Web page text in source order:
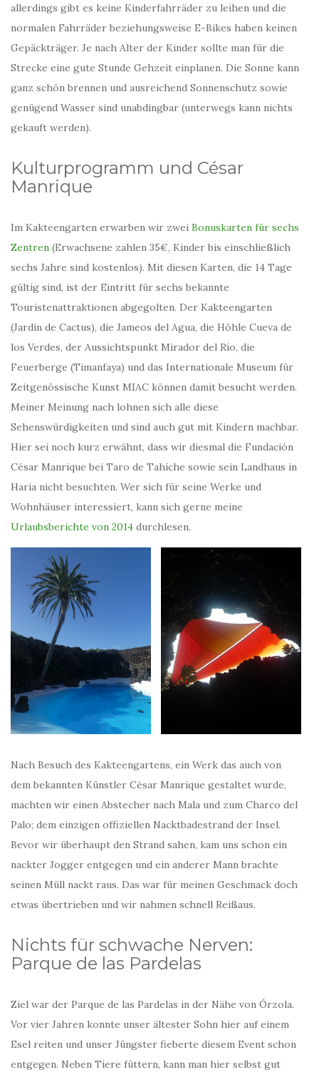
allerdings gibt es keine Kinderfahrräder zu leihen und die
normalen Fahrräder beziehungsweise E-Bikes haben keinen
Gepäckträger. Je nach Alter der Kinder sollte man für die
Strecke eine gute Stunde Gehzeit einplanen. Die Sonne kann
ganz schön brennen und ausreichend Sonnenschutz sowie
genügend Wasser sind unabdingbar (unterwegs kann nichts
gekauft werden).
Kulturprogramm und César
Manrique
Im Kakteengarten erwarben wir zwei Bonuskarten für sechs
Zentren (Erwachsene zahlen 35€, Kinder bis einschließlich
sechs Jahre sind kostenlos). Mit diesen Karten, die 14 Tage
gültig sind, ist der Eintritt für sechs bekannte
Touristenattraktionen abgegolten. Der Kakteengarten
(Jardín de Cactus), die Jameos del Agua, die Höhle Cueva de
los Verdes, der Aussichtspunkt Mirador del Río, die
Feuerberge (Timanfaya) und das Internationale Museum für
Zeitgenössische Kunst MIAC können damit besucht werden.
Meiner Meinung nach lohnen sich alle diese
Sehenswürdigkeiten und sind auch gut mit Kindern machbar.
Hier sei noch kurz erwähnt, dass wir diesmal die Fundación
César Manrique bei Taro de Tahíche sowie sein Landhaus in
Haría nicht besuchten. Wer sich für seine Werke und
Wohnhäuser interessiert, kann sich gerne meine
Urlaubsberichte von 2014 durchlesen.
Nach Besuch des Kakteengartens, ein Werk das auch von
dem bekannten Künstler César Manrique gestaltet wurde,
machten wir einen Abstecher nach Mala und zum Charco del
Palo; dem einzigen offiziellen Nacktbadestrand der Insel.
Bevor wir überhaupt den Strand sahen, kam uns schon ein
nackter Jogger entgegen und ein anderer Mann brachte
seinen Müll nackt raus. Das war für meinen Geschmack doch
etwas übertrieben und wir nahmen schnell Reißaus.
Nichts für schwache Nerven:
Parque de las Pardelas
Ziel war der Parque de las Pardelas in der Nähe von Órzola.
Vor vier Jahren konnte unser ältester Sohn hier auf einem
Esel reiten und unser Jüngster fieberte diesem Event schon
entgegen. Neben Tiere füttern, kann man hier selbst gut